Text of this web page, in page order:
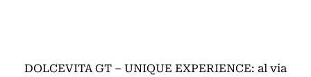
DOLCEVITA GT – UNIQUE EXPERIENCE: al via